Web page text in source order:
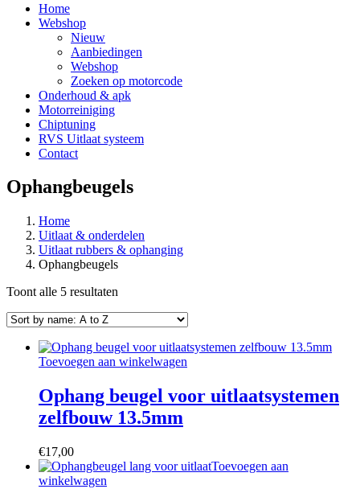
Home
Webshop
Nieuw
Aanbiedingen
Webshop
Zoeken op motorcode
Onderhoud & apk
Motorreiniging
Chiptuning
RVS Uitlaat systeem
Contact
Ophangbeugels
Home
Uitlaat & onderdelen
Uitlaat rubbers & ophanging
Ophangbeugels
Toont alle 5 resultaten
Toevoegen aan winkelwagen
Ophang beugel voor uitlaatsystemen
zelfbouw 13.5mm
€17,00
Toevoegen aan
winkelwagen